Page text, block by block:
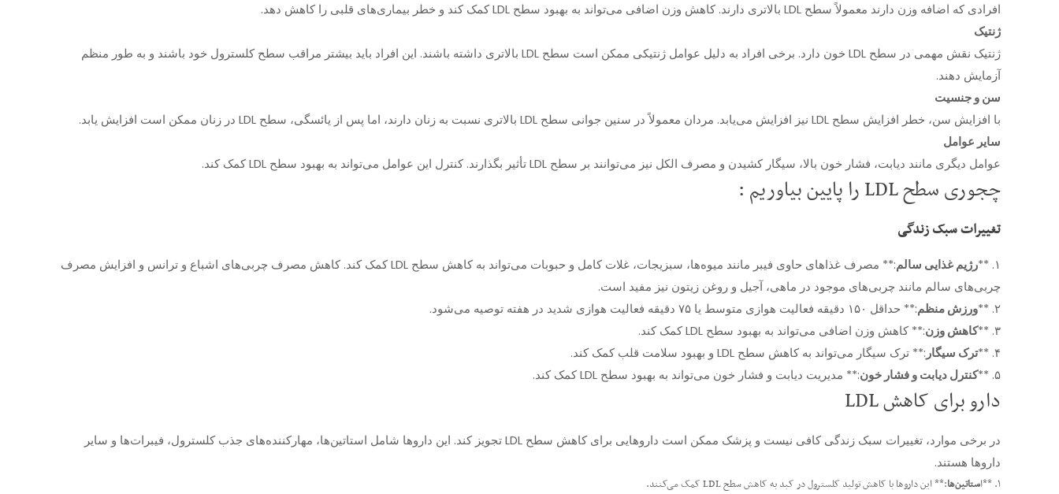
افرادی که اضافه وزن دارند معمولاً سطح LDL بالاتری دارند. کاهش وزن اضافی می‌تواند به بهبود سطح LDL کمک کند و خطر بیماری‌های قلبی را کاهش دهد.
ژنتیک
ژنتیک نقش مهمی در سطح LDL خون دارد. برخی افراد به دلیل عوامل ژنتیکی ممکن است سطح LDL بالاتری داشته باشند. این افراد باید بیشتر مراقب سطح کلسترول خود باشند و به طور منظم
آزمایش دهند.
سن و جنسیت
با افزایش سن، خطر افزایش سطح LDL نیز افزایش می‌یابد. مردان معمولاً در سنین جوانی سطح LDL بالاتری نسبت به زنان دارند، اما پس از یائسگی، سطح LDL در زنان ممکن است افزایش یابد.
سایر عوامل
عوامل دیگری مانند دیابت، فشار خون بالا، سیگار کشیدن و مصرف الکل نیز می‌توانند بر سطح LDL تأثیر بگذارند. کنترل این عوامل می‌تواند به بهبود سطح LDL کمک کند.
چجوری سطح LDL را پایین بیاوریم :
تغییرات سبک زندگی
۱. ** رژیم غذایی سالم
:** مصرف غذاهای حاوی فیبر مانند میوه‌ها، سبزیجات، غلات کامل و حبوبات می‌تواند به کاهش سطح LDL کمک کند. کاهش مصرف چربی‌های اشباع و ترانس و افزایش مصرف
چربی‌های سالم مانند چربی‌های موجود در ماهی، آجیل و روغن زیتون نیز مفید است.
۲. **
ورزش منظم:** حداقل ۱۵۰ دقیقه فعالیت هوازی متوسط یا ۷۵ دقیقه فعالیت هوازی شدید در هفته توصیه می‌شود.
۳. **
کاهش وزن:** کاهش وزن اضافی می‌تواند به بهبود سطح LDL کمک کند.
۴. **
ترک سیگار :** ترک سیگار می‌تواند به کاهش سطح LDL و بهبود سلامت قلب کمک کند.
۵. **
کنترل دیابت و فشار خون:** مدیریت دیابت و فشار خون می‌تواند به بهبود سطح LDL کمک کند.
دارو برای کاهش LDL
در برخی موارد، تغییرات سبک زندگی کافی نیست و پزشک ممکن است داروهایی برای کاهش سطح LDL تجویز کند. این داروها شامل استاتین‌ها، مهارکننده‌های جذب کلسترول، فیبرات‌ها و سایر
داروها هستند.
۱. **ا ستاتین‌ها:** این داروها با کاهش تولید کلسترول در کبد به کاهش سطح LDL کمک می‌کنند.